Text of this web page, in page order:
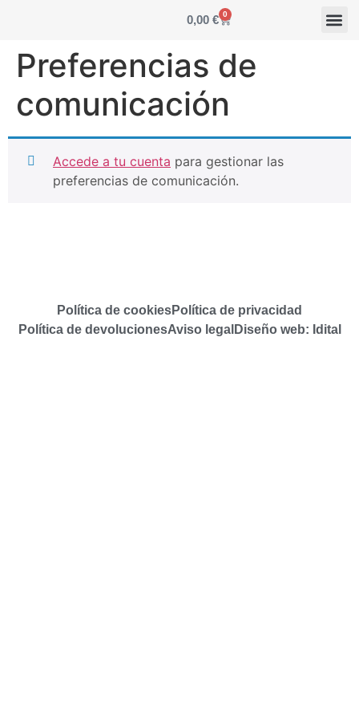
0,00 € 0
Preferencias de
comunicación
Accede a tu cuenta para gestionar las
preferencias de comunicación.
Política de cookiesPolítica de privacidad
Política de devolucionesAviso legal Diseño web: Idital